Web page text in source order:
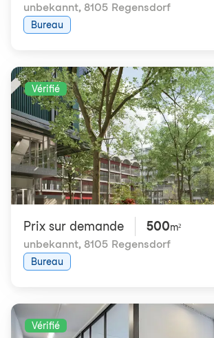
unbekannt, 8105 Regensdorf
Bureau
Vérifié
Prix ​​sur demande 500m²
unbekannt, 8105 Regensdorf
Bureau
Vérifié